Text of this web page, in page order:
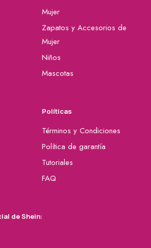
Mujer
Zapatos y Accesorios de
Mujer
Niños
Mascotas
Políticas
Términos y Condiciones
Política de garantía
Tutoriales
FAQ
de Shein: